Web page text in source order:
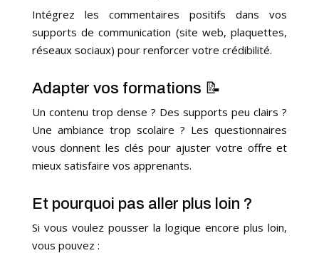
Intégrez les commentaires positifs dans vos
supports de communication (site web, plaquettes,
réseaux sociaux) pour renforcer votre crédibilité.
Adapter vos formations 📝
Un contenu trop dense ? Des supports peu clairs ?
Une ambiance trop scolaire ? Les questionnaires
vous donnent les clés pour ajuster votre offre et
mieux satisfaire vos apprenants.
Et pourquoi pas aller plus loin ?
Si vous voulez pousser la logique encore plus loin,
vous pouvez :